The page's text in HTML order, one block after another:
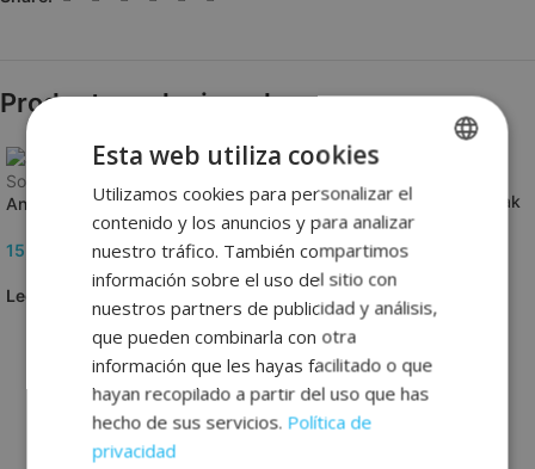
Productos relacionados
Sold out
Ancla para kayak (kit) – ANKIT
15,00
Leer más
Remo 2 en 1 para iSUP y Kayak
-DUAL TECH – Aqua Marina
45,00
Añadir al carrito
SPANISH
ENGLISH
GERMAN
Esta web utiliza cookies
Utilizamos cookies para personalizar el
contenido y los anuncios y para analizar
nuestro tráfico. También compartimos
información sobre el uso del sitio con
nuestros partners de publicidad y análisis,
que pueden combinarla con otra
información que les hayas facilitado o que
hayan recopilado a partir del uso que has
hecho de sus servicios. Política de
privacidad